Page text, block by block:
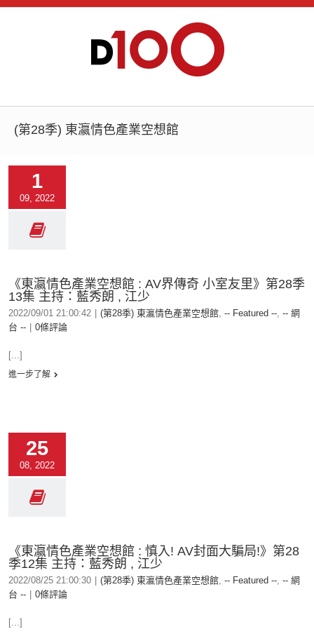
(第28季) 東瀛情色產業空想館
1
09, 2022
《東瀛情色產業空想館 : AV界傳奇 小室友里》第28季
13集 主持：藍秀朗 , 江少
2022/09/01 21:00:42 (第28季) 東瀛情色產業空想館, -- Featured --, -- 網
台 --
0條評論
[...]
進一步了解
25
08, 2022
《東瀛情色產業空想館 : 慎入! AV封面大騙局!》第28
季12集 主持：藍秀朗 , 江少
2022/08/25 21:00:30 (第28季) 東瀛情色產業空想館, -- Featured --, -- 網
台 --
0條評論
[...]